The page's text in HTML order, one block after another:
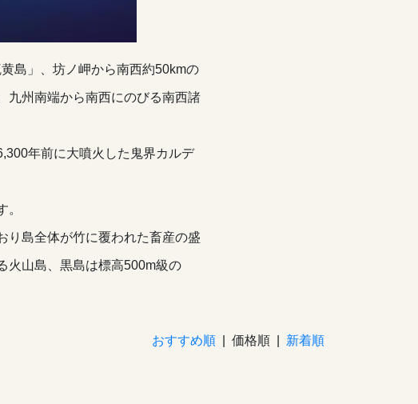
島」、坊ノ岬から南西約50kmの
九州南端から南西にのびる南西諸
年前に大噴火した鬼界カルデ
。
り島全体が竹に覆われた畜産の盛
火山島、黒島は標高500m級の
おすすめ順 | 価格順 | 新着順